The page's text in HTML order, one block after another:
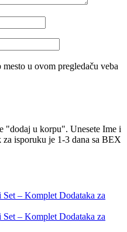
u ovom pregledaču veba
"dodaj u korpu". Unesete Ime i
isporuku je 1-3 dana sa BEX